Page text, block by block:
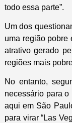
todo essa parte”.
Um dos
uma região pobre
atrativo gerado
regiões mais
No entanto,
necessário para o
aqui em São
para virar “Las